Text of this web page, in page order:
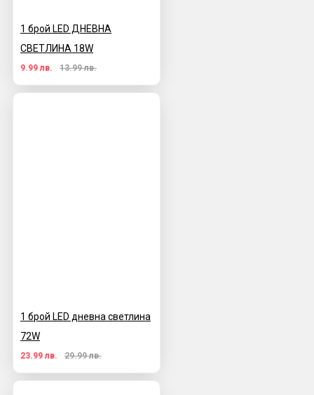
1 брой LED ДНЕВНА
СВЕТЛИНА 18W
9.99 лв. 13.99 лв.
1 брой LED дневна светлина
72W
23.99 лв. 29.99 лв.